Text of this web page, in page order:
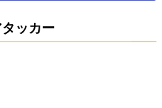
ッカー